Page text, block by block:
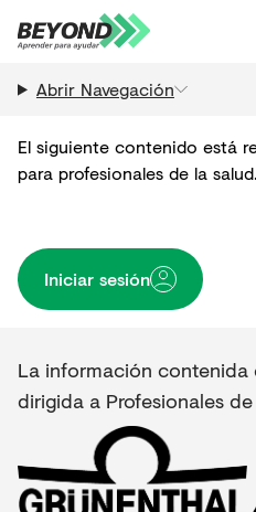
Abrir Navegación
El siguiente contenido está
para profesionales de la
Iniciar sesión
La información contenida
dirigida a Profesionales